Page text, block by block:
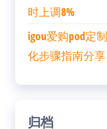
时上调8%
igou爱购pod定
化步骤指南分享
归档